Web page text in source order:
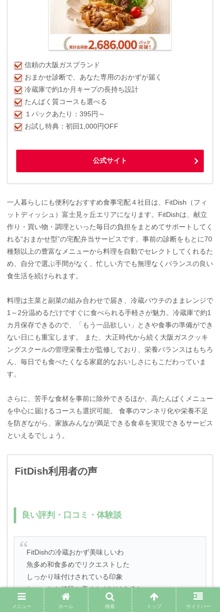
信頼の大阪ガスブランド
おまかせ診断で、あなた専用のおかずが届く
冷蔵庫で約1か月キープの長持ち設計
たんぱく質コースも選べる
１パックあたり：395円～
お試し特典：初回1,000円OFF
公式サイト
一人暮らしにも便利なおすすめ食事宅配４社目は、FitDish（フィ
ットディッシュ）富士見ヶ丘エリアになります。FitDishは、献立
作り・買い物・調理といった毎日の負担をまとめてサポートしてく
れる“おまかせ型”の宅配弁当サービスです。事前の診断をもとに70
種類以上の豊富なメニューから料理を自動でセレクトしてくれるた
め、自分で選ぶ手間がなく、忙しい方でも無理なくバランスの良い
食生活を続けられます。
料理は主菜と副菜の組み合わせで届き、冷蔵パウチのままレンジで
1～2分温めるだけですぐに食べられる手軽さが魅力。冷蔵庫で約1
カ月保存できるので、「もう一品欲しい」ときや食事の準備ができ
ない日にも重宝します。 また、大正時代から続く大阪ガスクッキ
ングスクールの管理栄養士が監修しており、栄養バランスはもちろ
ん、毎日でも食べたくなる家庭的なおいしさにもこだわっていま
す。
さらに、苦手な食材を事前に除外できるほか、高たんぱくメニュー
を中心に届けるコースも選択可能。 食事のマンネリ化や栄養不足
を防ぎながら、家族みんなが満足できる食卓を実現できるサービス
といえるでしょう。
FitDish利用者の声
良い評判・口コミ・体験談
FitDishの冷蔵おかず美味しいわ
魚多め和食多めでリクエストした
しっかり味付けされている印象
ちょっとお値段お高めなだけはあるね
来月も続ける🎵
メニュー ホーム 検索 トップ サイドバー